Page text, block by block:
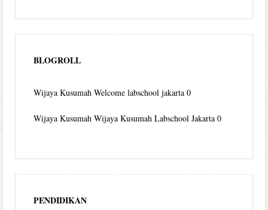
BLOGROLL
Wijaya Kusumah Welcome labschool jakarta 0
Wijaya Kusumah Wijaya Kusumah Labschool Jakarta 0
PENDIDIKAN